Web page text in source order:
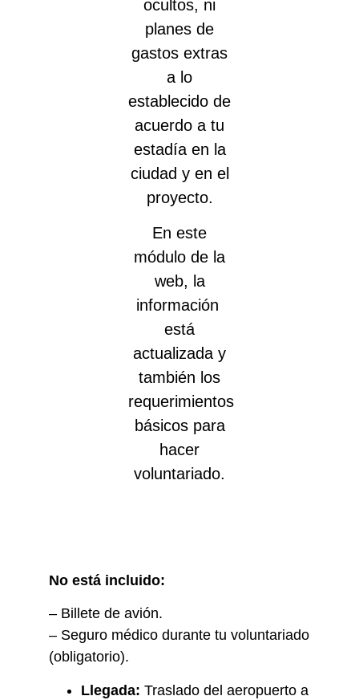
ocultos, ni
planes de
gastos extras
a lo
establecido de
acuerdo a tu
estadía en la
ciudad y en el
proyecto.
En este
módulo de la
web, la
información
está
actualizada y
también los
requerimientos
básicos para
hacer
voluntariado.
No está incluido:
– Billete de avión.
– Seguro médico durante tu voluntariado
(obligatorio).
Llegada: Traslado del aeropuerto a